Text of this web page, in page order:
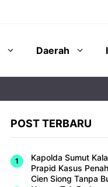
Daerah
POST TERBARU
Kapolda Sumut
Prapid Kasus
Cien Siong Tanpa